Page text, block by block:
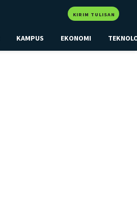
KIRIM TULISAN
KAMPUS EKONOMI